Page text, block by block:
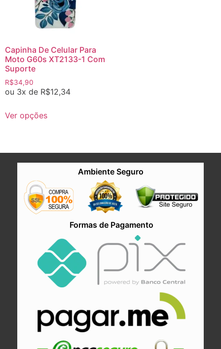
Capinha De Celular Para
Moto G60s XT2133-1 Com
Suporte
R$34,90
ou 3x de R$12,34
Ver opções
Ambiente Seguro
Formas de Pagamento